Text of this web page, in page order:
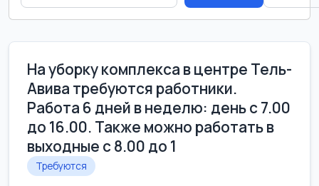
На уборку комплекса в центре Тель-
Авива требуются работники.
Работа 6 дней в неделю: день с 7.00
до 16.00. Также можно работать в
выходные с 8.00 до 1
Требуются